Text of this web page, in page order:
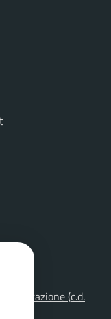
(c.d.